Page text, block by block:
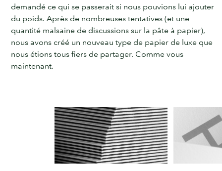
demandé ce qui se passerait si nous pouvions lui ajouter
du poids. Après de nombreuses tentatives (et une
quantité malsaine de discussions sur la pâte à papier),
nous avons créé un nouveau type de papier de luxe que
nous étions tous fiers de partager. Comme vous
maintenant.